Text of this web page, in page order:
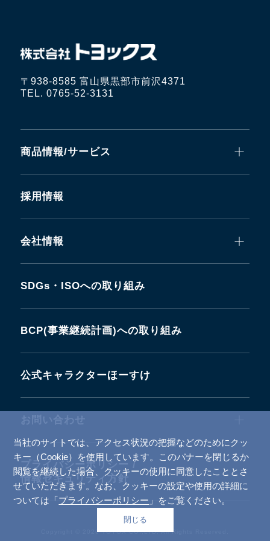
当社のサイトでは、アクセス状況の把握などのためにクッ
キー（Cookie）を使用しています。このバナーを閉じるか
閲覧を継続した場合、クッキーの使用に同意したこととさ
せていただきます。なお、クッキーの設定や使用の詳細に
ついては「プライバシーポリシー 」をご覧ください。
閉じる
〒938-8585 富山県黒部市前沢4371
TEL. 0765-52-3131
商品情報/サービス
採用情報
会社情報
SDGs・ISOへの取り組み
BCP(事業継続計画)への取り組み
公式キャラクターほーすけ
お問い合わせ
プライバシーポリシー /
情報セキュリティ方針
Copyright © 2026 TOYOX CO.,LTD. All Rights Reserved.